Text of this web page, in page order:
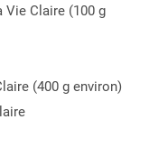
Vie Claire (100 g
(400 g environ)